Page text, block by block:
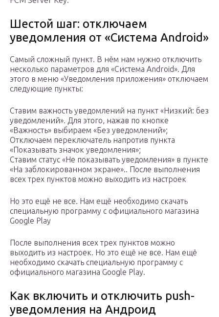
Шестой шаг: отключаем
уведомления от «Система Android»
Самый сложный пункт. В нём нам нужно отключить
несколько параметров для «Система Android». Для
этого в меню «Уведомления приложения» отключаем
следующие пункты:
Ставим важность уведомлений на пункт «Низкий: без
уведомлений». Для этого, нажав по кнопке
«Важность» выбираем «Без уведомлений»;
Отключаем переключатель напротив пункта
«Показывать значок уведомления»;
Ставим статус «Не показывать уведомления» в пункте
«На заблокированном экране».. После выполнения
всех трех пунктов можно выходить из настроек
Но это ещё не все. Нам ещё необходимо скачать
специальную программу с официального магазина
Google Play
После выполнения всех трех пунктов можно
выходить из настроек. Но это ещё не все. Нам ещё
необходимо скачать специальную программу с
официального магазина Google Play.
Как включить и отключить push-
уведомления на Андроид